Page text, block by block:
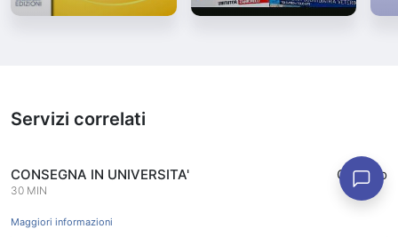
Servizi correlati
CONSEGNA IN UNIVERSITA'
30 MIN
Gratuito
Maggiori informazioni